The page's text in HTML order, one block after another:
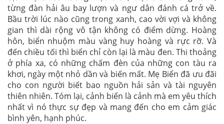
từng đàn hải âu bay lượn và ngư dân đánh cá trở về.
Bầu trời lúc nào cũng trong xanh, cao vời vợi và không
gian thì dài rộng vô tận không có điểm dừng. Hoàng
hôn, biển nhuộm màu vàng huy hoàng và rực rỡ. Và
đến chiều tối thì biển chỉ còn lại là màu đen. Thi thoảng
ở phía xa, có những chấm đèn của những con tàu ra
khơi, ngày một nhỏ dần và biến mất. Mẹ Biển đã ưu đãi
cho con người biết bao nguồn hải sản và tài nguyên
thiên nhiên. Tóm lại, cảnh biển là cảnh mà em yêu thích
nhất vì nó thực sự đẹp và mang đến cho em cảm giác
bình yên, hạnh phúc.